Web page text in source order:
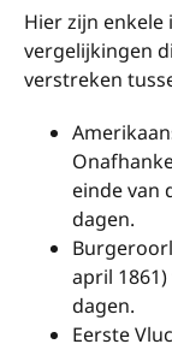
Hier zijn
vergelijkingen
verstreken
einde van
dagen.
april
dagen.
Eerste